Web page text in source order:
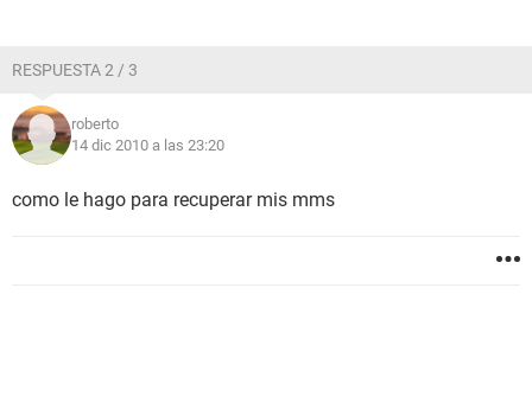
RESPUESTA 2 / 3
roberto
14 dic 2010 a las 23:20
como le hago para recuperar mis mms